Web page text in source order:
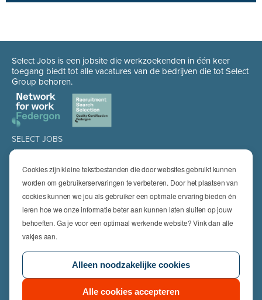
Cookies zijn kleine tekstbestanden die door websites gebruikt kunnen
worden om gebruikerservaringen te verbeteren. Door het plaatsen van
cookies kunnen we jou als gebruiker een optimale ervaring bieden én
leren hoe we onze informatie beter aan kunnen laten sluiten op jouw
behoeften. Ga je voor een optimaal werkende website? Vink dan alle
vakjes aan.
Alleen noodzakelijke cookies
Alle cookies accepteren
Select Jobs is een jobsite die werkzoekenden in één keer
toegang biedt tot alle vacatures van de bedrijven die tot Select
Group behoren.
SELECT JOBS
Jobs
Job alert
SPECIALISATIES
Technics
High Technics & Engineering
Logistics
Finance & Insurance
Office
HR & Legal